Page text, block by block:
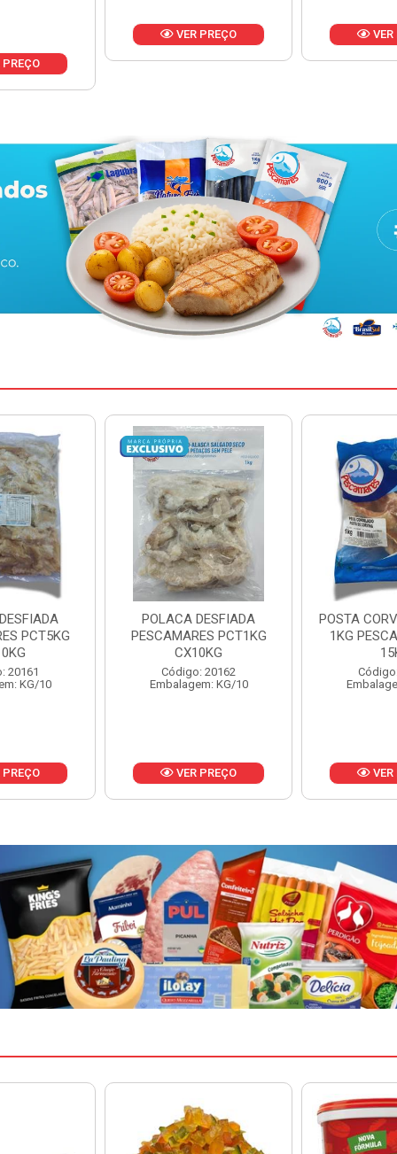
VER PREÇO VER
PCT1KG
20162
KG/10
PREÇO
POSTA CORVINA PACOTE
1KG PESCAMARES CX
15KG
Código: 22469
Embalagem: KG/15
VER PREÇO VER